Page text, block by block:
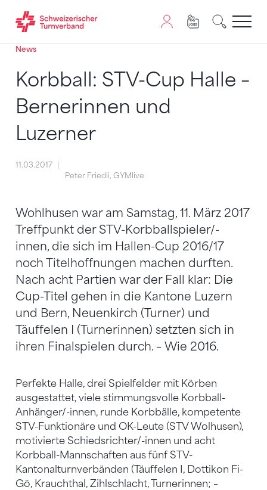
Zum Inhalt springen
Zur Sitemap navigieren
Zum Navigieren dieser Seite wird JavaScript benötigt.
News
Korbball: STV-Cup Halle –
Bernerinnen und
Luzerner
11.03.2017
Peter Friedli, GYMlive
Wohlhusen war am Samstag, 11. März 2017
Treffpunkt der STV-Korbballspieler/-
innen, die sich im Hallen-Cup 2016/17
noch Titelhoffnungen machen durften.
Nach acht Partien war der Fall klar: Die
Cup-Titel gehen in die Kantone Luzern
und Bern, Neuenkirch (Turner) und
Täuffelen I (Turnerinnen) setzten sich in
ihren Finalspielen durch. – Wie 2016.
Perfekte Halle, drei Spielfelder mit Körben
ausgestattet, viele stimmungsvolle Korbball-
Anhänger/-innen, runde Korbbälle, kompetente
STV-Funktionäre und OK-Leute (STV Wolhusen),
motivierte Schiedsrichter/-innen und acht
Korbball-Mannschaften aus fünf STV-
Kantonalturnverbänden (Täuffelen I, Dottikon Fi-
Gö, Krauchthal, Zihlschlacht, Turnerinnen; –